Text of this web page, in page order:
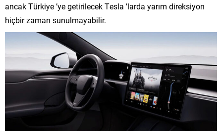
ancak Türkiye ’ye getirilecek Tesla ’larda yarım direksiyon
hiçbir zaman sunulmayabilir.